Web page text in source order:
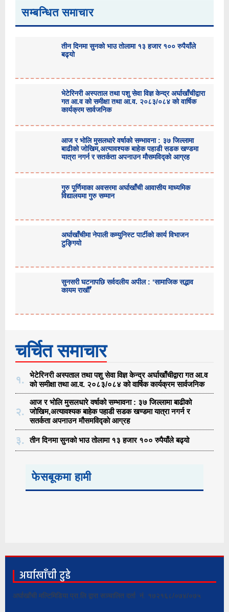
सम्बन्धित समाचार
तीन दिनमा सुनको भाउ तोलामा १३ हजार १०० रुपैयाँले
बढ्यो
भेटेरिनरी अस्पताल तथा पशु सेवा विज्ञ केन्द्र अर्घाखाँचीद्वारा
गत आ.व को समीक्षा तथा आ.व. २०८३/०८४ को वार्षिक
कार्यक्रम सार्वजनिक
आज र भोलि मुसलधारे वर्षाको सम्भावना : ३७ जिल्लामा
बाढीको जोखिम,अत्यावश्यक बाहेक पहाडी सडक खण्डमा
यात्रा नगर्न र सतर्कता अपनाउन मौसमविद्काे आग्रह
गुरु पूर्णिमाका अवसरमा अर्घाखाँची आवासीय माध्यमिक
विद्यालयमा गुरु सम्मान
अर्घाखाँचीमा नेपाली कम्युनिस्ट पार्टीको कार्य विभाजन
टुङ्गियो
सुनसरी घटनापछि सर्वदलीय अपील : ‘सामाजिक सद्भाव
कायम राखौँ’
चर्चित समाचार
१.
भेटेरिनरी अस्पताल तथा पशु सेवा विज्ञ केन्द्र अर्घाखाँचीद्वारा गत आ.व
को समीक्षा तथा आ.व. २०८३/०८४ को वार्षिक कार्यक्रम सार्वजनिक
२.
आज र भोलि मुसलधारे वर्षाको सम्भावना : ३७ जिल्लामा बाढीको
जोखिम,अत्यावश्यक बाहेक पहाडी सडक खण्डमा यात्रा नगर्न र
सतर्कता अपनाउन मौसमविद्काे आग्रह
३. तीन दिनमा सुनको भाउ तोलामा १३ हजार १०० रुपैयाँले बढ्यो
फेसबूकमा हामी
अर्घाखाँची टुडे
अर्घाखाँची मल्टिमिडिया प्रा.लि द्वारा सञ्चालित दर्ता नं. १७२१६८/०७४/०७५